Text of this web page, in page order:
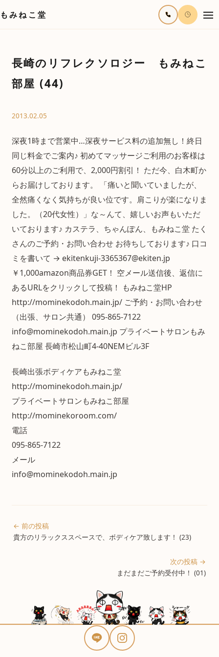
もみねこ堂
長崎のリフレクソロジー もみねこ
部屋 (44)
2013.02.05
深夜1時まで営業中…深夜サービス料の追加無し！終日
同じ料金でご案内♪ 初めてマッサージご利用のお客様は
60分以上のご利用で、2,000円割引！ ただ今、白木町か
らお届けしております。 「痛いと聞いていましたが、
全然痛くなく気持ちが良い位です。肩こりが楽になりま
した。（20代女性）」な～んて、嬉しいお声もいただ
いております♪ カステラ、ちゃんぽん、もみねこ堂 たく
さんのご予約・お問い合わせ お待ちしております♪ 口コ
ミを書いて → ekitenkuji-3365367@ekiten.jp
￥1,000amazon商品券GET！ 空メール送信後、返信に
あるURLをクリックして投稿！ もみねこ堂HP
http://mominekodoh.main.jp/ ご予約・お問い合わせ
（出張、サロン共通） 095-865-7122
info@mominekodoh.main.jp プライベートサロンもみ
ねこ部屋 長崎市松山町4-40NEMビル3F
長崎出張ボディケアもみねこ堂
http://mominekodoh.main.jp/
プライベートサロンもみねこ部屋
http://mominekoroom.com/
電話
095-865-7122
メール
info@mominekodoh.main.jp
← 前の投稿
貴方のリラックススペースで、ボディケア致します！ (23)
次の投稿 →
まだまだご予約受付中！ (01)